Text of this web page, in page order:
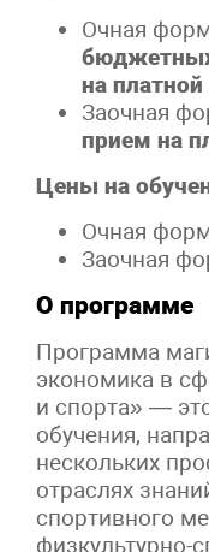
Очная
на
Заочная
прием на
Цены на
Очная
Заочная
О программе
Программа
экономика в
и спорта» —
обучения,
нескольких
отраслях
спортивного
физкультурно-